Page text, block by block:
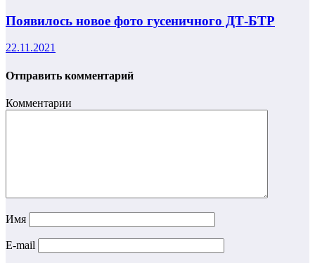
Появилось новое фото гусеничного ДТ-БТР
22.11.2021
Отправить комментарий
Комментарии
Имя
E-mail